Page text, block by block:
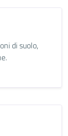
di suolo,